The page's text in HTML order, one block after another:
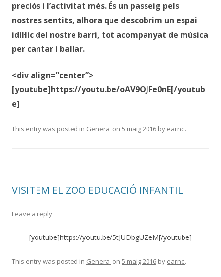
preciós i l’activitat més. És un passeig pels
nostres sentits, alhora que descobrim un espai
idíl·lic del nostre barri, tot acompanyat de música
per cantar i ballar.
<div align=”center”>
[youtube]https://youtu.be/oAV9OJFe0nE[/youtub
e]
This entry was posted in General on 5 maig 2016 by earno.
VISITEM EL ZOO EDUCACIÓ INFANTIL
Leave a reply
[youtube]https://youtu.be/5tJUDbgUZeM[/youtube]
This entry was posted in General on 5 maig 2016 by earno.